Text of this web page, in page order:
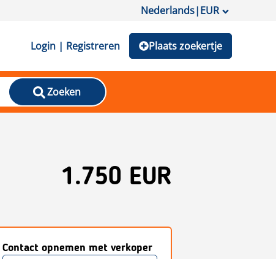
Nederlands|EUR
Login | Registreren Plaats zoekertje
Zoeken
1.750 EUR
Contact opnemen met verkoper